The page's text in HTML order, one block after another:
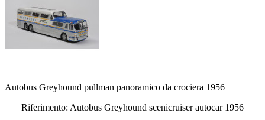
Autobus Greyhound pullman panoramico da crociera 1956
Riferimento: Autobus Greyhound scenicruiser autocar 1956